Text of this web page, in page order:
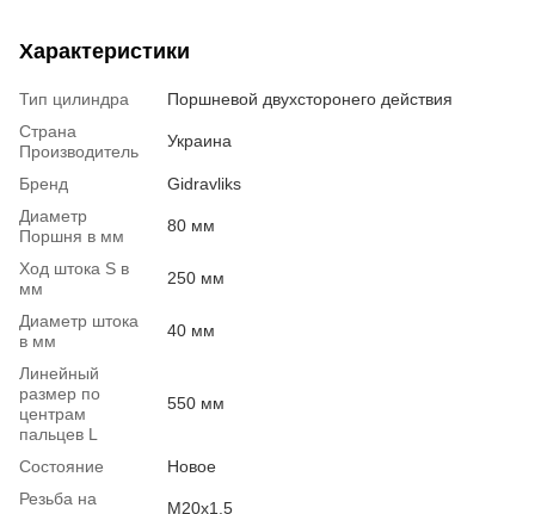
Характеристики
Тип цилиндра
Поршневой двухсторонего действия
Страна
Производитель
Украина
Бренд
Gidravliks
Диаметр
Поршня в мм
80 мм
Ход штока S в
мм
250 мм
Диаметр штока
в мм
40 мм
Линейный
размер по
центрам
пальцев L
550 мм
Состояние
Новое
Резьба на
М20х1.5